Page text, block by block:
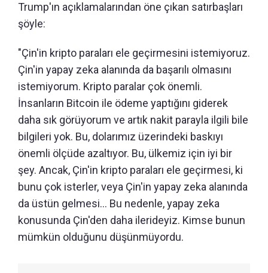
Trump'ın açıklamalarından öne çıkan satırbaşları
şöyle:
"Çin'in kripto paraları ele geçirmesini istemiyoruz.
Çin'in yapay zeka alanında da başarılı olmasını
istemiyorum. Kripto paralar çok önemli.
İnsanların Bitcoin ile ödeme yaptığını giderek
daha sık görüyorum ve artık nakit parayla ilgili bile
bilgileri yok. Bu, dolarımız üzerindeki baskıyı
önemli ölçüde azaltıyor. Bu, ülkemiz için iyi bir
şey. Ancak, Çin'in kripto paraları ele geçirmesi, ki
bunu çok isterler, veya Çin'in yapay zeka alanında
da üstün gelmesi... Bu nedenle, yapay zeka
konusunda Çin'den daha ilerideyiz. Kimse bunun
mümkün olduğunu düşünmüyordu.